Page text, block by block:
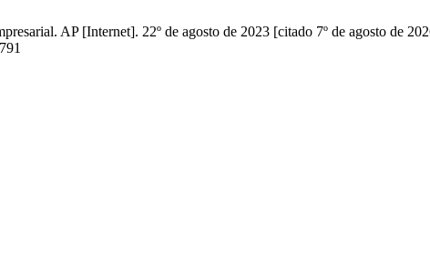
AP [Internet]. 22º de agosto de 2023 [citado 7º de agosto de